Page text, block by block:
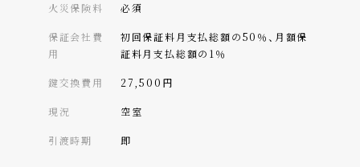
火災保険料 必須
保証会社費
用
初回保証料月支払総額の50％、月額保
証料月支払総額の1％
鍵交換費用 27,500円
現況 空室
引渡時期 即